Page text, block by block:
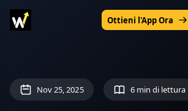
Ottieni l'App Ora
Nov 25, 2025 6 min di lettura